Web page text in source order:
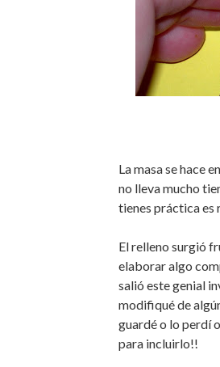
La masa se hace
no lleva mucho
tienes práctica es
El relleno surgió
elaborar algo
salió este genial
modifiqué de
guardé o lo perdí
para incluirlo!!